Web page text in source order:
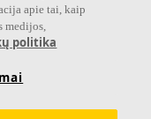
Produktai
apie tai, kaip
medijos,
politika